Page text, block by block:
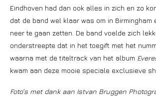
Eindhoven had dan ook alles in zich en zo
dat de band wel klaar was om in Birmingham
neer te gaan zetten. De band voelde zich
onderstreepte dat in het toegift met het
waarna met de titeltrack van het album
kwam aan deze mooie speciale exclusieve
Foto’s met dank aan Istvan Bruggen